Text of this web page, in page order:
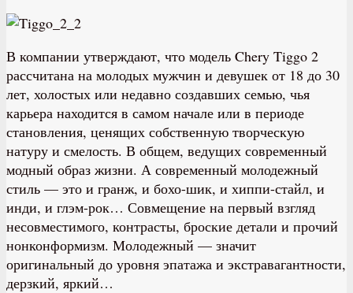
В компании утверждают, что модель Chery Tiggo 2
рассчитана на молодых мужчин и девушек от 18 до 30
лет, холостых или недавно создавших семью, чья
карьера находится в самом начале или в периоде
становления, ценящих собственную творческую
натуру и смелость. В общем, ведущих современный
модный образ жизни. А современный молодежный
стиль — это и гранж, и бохо-шик, и хиппи-стайл, и
инди, и глэм-рок… Совмещение на первый взгляд
несовместимого, контрасты, броские детали и прочий
нонконформизм. Молодежный — значит
оригинальный до уровня эпатажа и экстравагантности,
дерзкий, яркий…